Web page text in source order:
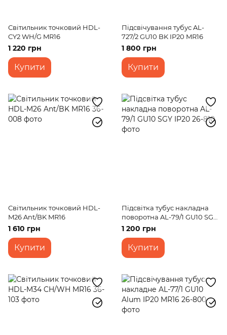
Світильник точковий HDL-
CY2 WH/G MR16
1 220 грн
Купити
Підсвічування тубус AL-
727/2 GU10 BK IP20 MR16
1 800 грн
Купити
Світильник точковий HDL-
M26 Ant/BK MR16
1 610 грн
Купити
Підсвітка тубус накладна
поворотна AL-79/1 GU10 SGY
IP20
1 200 грн
Купити